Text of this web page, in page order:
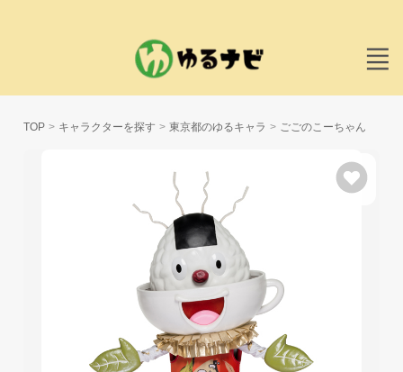
TOP キャラクターを探す 東京都のゆるキャラ ごごのこーちゃん